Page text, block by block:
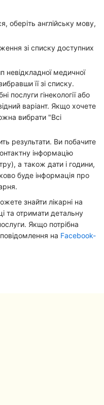
оберіть англійську мову,
зі списку доступних
невідкладної медичної
її зі списку.
послуги гінекології або
варіант. Якщо хочете
вибрати "Всі
результати. Ви побачите
інформацію
а також дати і години,
буде інформація про
знайти лікарні на
та отримати детальну
Якщо потрібна
на Facebook-